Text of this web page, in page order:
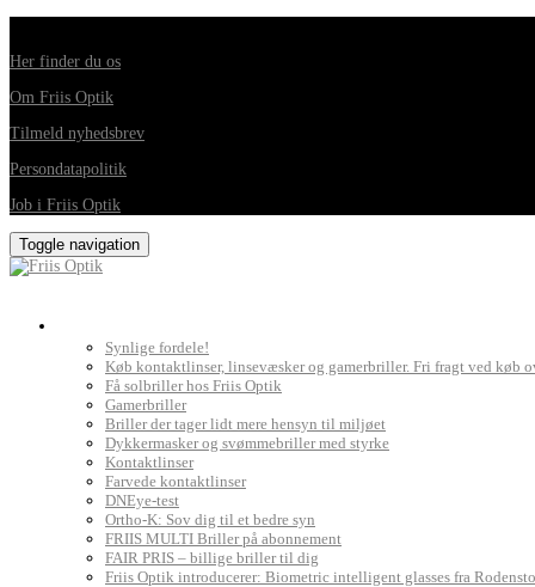
Her finder du os
Om Friis Optik
Tilmeld nyhedsbrev
Persondatapolitik
Job i Friis Optik
Toggle navigation
Synlige fordele!
Køb kontaktlinser, linsevæsker og gamerbriller. Fri fragt ved køb
Få solbriller hos Friis Optik
Gamerbriller
Briller der tager lidt mere hensyn til miljøet
Dykkermasker og svømmebriller med styrke
Kontaktlinser
Farvede kontaktlinser
DNEye-test
Ortho-K: Sov dig til et bedre syn
FRIIS MULTI Briller på abonnement
FAIR PRIS – billige briller til dig
Friis Optik introducerer: Biometric intelligent glasses fra